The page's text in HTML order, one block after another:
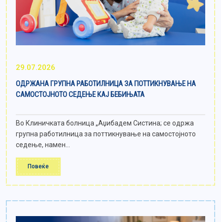
29.07.2026
ОДРЖАНА ГРУПНА РАБОТИЛНИЦА ЗА ПОТТИКНУВАЊЕ НА
САМОСТОЈНОТО СЕДЕЊЕ КАЈ БЕБИЊАТА
Во Клиничката болница „Аџибадем Систина; се одржа
групна работилница за поттикнување на самостојното
седење, намен...
Повеќе